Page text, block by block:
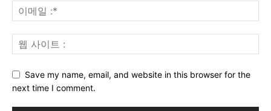
Save my name, email, and website in this browser for the
next time I comment.